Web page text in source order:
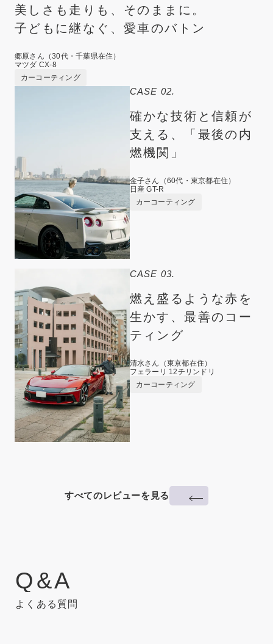
美しさも走りも、そのままに。
子どもに継なぐ、愛車のバトン
郷原さん（30代・千葉県在住）
マツダ CX-8
カーコーティング
CASE 02.
確かな技術と信頼が
支える、「最後の内
燃機関」
金子さん（60代・東京都在住）
日産 GT-R
カーコーティング
CASE 03.
燃え盛るような赤を
生かす、最善のコー
ティング
清水さん（東京都在住）
フェラーリ 12チリンドリ
カーコーティング
すべてのレビューを見る
Q&A
よくある質問